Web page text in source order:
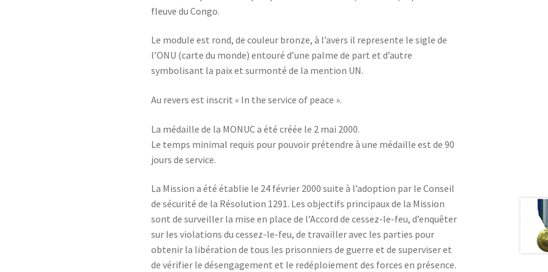
fleuve du Congo.
Le module est rond, de couleur bronze, à l’avers il represente le sigle de
l’ONU (carte du monde) entouré d’une palme de part et d’autre
symbolisant la paix et surmonté de la mention UN.
Au revers est inscrit « In the service of peace ».
La médaille de la MONUC a été créée le 2 mai 2000.
Le temps minimal requis pour pouvoir prétendre à une médaille est de 90
jours de service.
La Mission a été établie le 24 février 2000 suite à l’adoption par le Conseil
de sécurité de la Résolution 1291. Les objectifs principaux de la Mission
sont de surveiller la mise en place de l’Accord de cessez-le-feu, d’enquêter
sur les violations du cessez-le-feu, de travailler avec les parties pour
obtenir la libération de tous les prisonniers de guerre et de superviser et
de vérifier le désengagement et le redéploiement des forces en présence.